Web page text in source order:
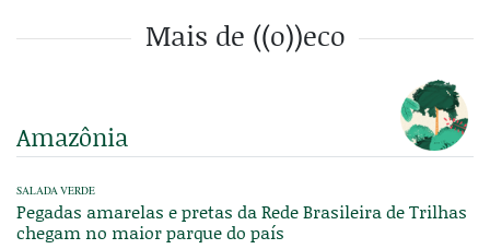
Mais de ((o))eco
Amazônia
SALADA VERDE
Pegadas amarelas e pretas da Rede Brasileira de Trilhas
chegam no maior parque do país